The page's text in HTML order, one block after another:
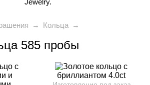
→ Кольца →
585 пробы